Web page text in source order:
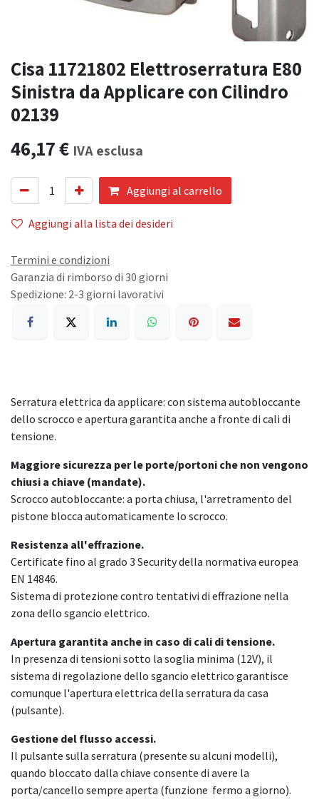
Cisa 11721802 Elettroserratura E80
Sinistra da Applicare con Cilindro
02139
46,17€ IVA esclusa
Aggiungi al carrello
Aggiungi alla lista dei desideri
Termini e condizioni
Garanzia di rimborso di 30 giorni
Spedizione: 2-3 giorni lavorativi
Serratura elettrica da applicare: con sistema autobloccante
dello scrocco e apertura garantita anche a fronte di cali di
tensione.
Maggiore sicurezza per le porte/portoni che non vengono
chiusi a chiave (mandate).
Scrocco autobloccante: a porta chiusa, l'arretramento del
pistone blocca automaticamente lo scrocco.
Resistenza all'effrazione.
Certificate fino al grado 3 Security della normativa europea
EN 14846.
Sistema di protezione contro tentativi di effrazione nella
zona dello sgancio elettrico.
Apertura garantita anche in caso di cali di tensione.
In presenza di tensioni sotto la soglia minima (12V), il
sistema di regolazione dello sgancio elettrico garantisce
comunque l'apertura elettrica della serratura da casa
(pulsante).
Gestione del flusso accessi.
Il pulsante sulla serratura (presente su alcuni modelli),
quando bloccato dalla chiave consente di avere la
porta/cancello sempre aperta (funzione fermo a giorno).